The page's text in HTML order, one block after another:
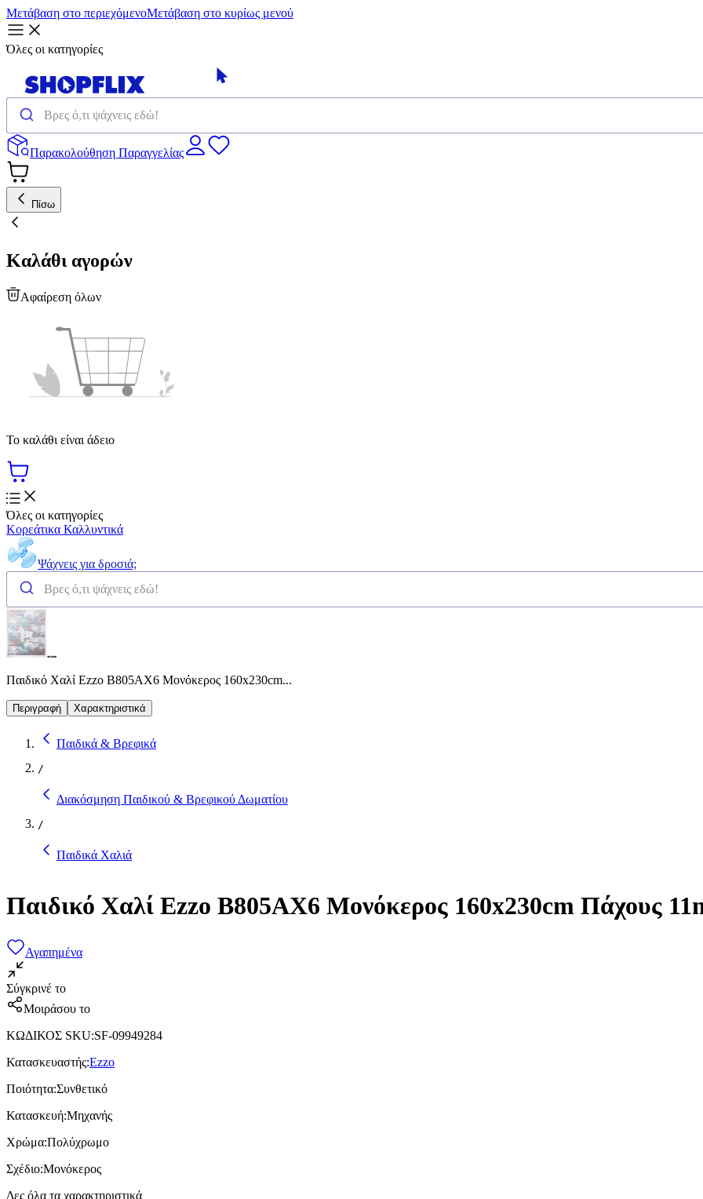
Μετάβαση στο περιεχόμενοΜετάβαση στο κυρίως μενού
Όλες οι κατηγορίες
Παρακολούθηση Παραγγελίας
Πίσω
Καλάθι αγορών
Αφαίρεση όλων
Το καλάθι είναι άδειο
Όλες οι κατηγορίες
Κορεάτικα Καλλυντικά
Ψάχνεις για δροσιά;
Παιδικό Χαλί Ezzo B805AX6 Μονόκερος 160x230cm...
Περιγραφή Χαρακτηριστικά
Παιδικά & Βρεφικά
/
Διακόσμηση Παιδικού & Βρεφικού Δωματίου
/
Παιδικά Χαλιά
Παιδικό Χαλί Ezzo B805AX6 Μονόκερος 160x230cm Πάχους
Αγαπημένα
Σύγκρινέ το
Μοιράσου το
ΚΩΔΙΚΟΣ SKU:SF-09949284
Κατασκευαστής:Ezzo
Ποιότητα:Συνθετικό
Κατασκευή:Μηχανής
Χρώμα:Πολύχρωμο
Σχέδιο:Μονόκερος
Δες όλα τα χαρακτηριστικά